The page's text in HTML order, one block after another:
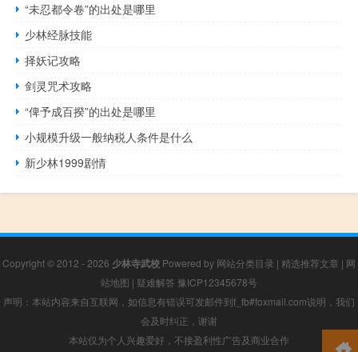
“未忍都令卷”的出处是哪里
少林经脉技能
择妖记攻略
剑灵咒术攻略
“俾予成百揆”的出处是哪里
小规模升级一般纳税人条件是什么
新少林1999剧情
Copyright © 2012 - 2026 少林寺武校 Powered by 网站分类目录 | 精选推荐文章 | 网
站地图 | 疑难解答 豫ICP12345678号
声明：本站内容来自互联网，如信息有错误可发邮件到f_fb#foxmail.com说明，我们
会及时纠正，谢谢
本站仅为个人兴趣爱好，不接盈利性广告及商业合作